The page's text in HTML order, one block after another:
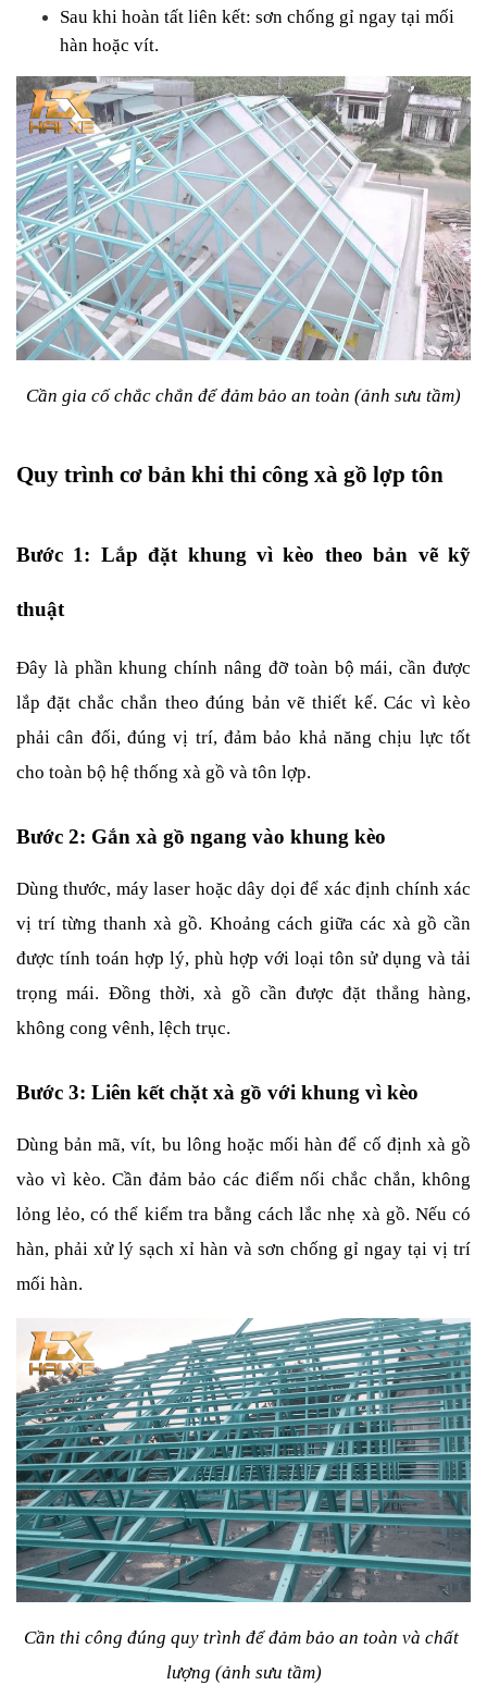
Sau khi hoàn tất liên kết: sơn chống gỉ ngay tại mối
hàn hoặc vít.
Cần gia cố chắc chắn để đảm bảo an toàn (ảnh sưu tầm)
Quy trình cơ bản khi thi công xà gồ lợp tôn
Bước 1: Lắp đặt khung vì kèo theo bản vẽ kỹ
thuật
Đây là phần khung chính nâng đỡ toàn bộ mái, cần được
lắp đặt chắc chắn theo đúng bản vẽ thiết kế. Các vì kèo
phải cân đối, đúng vị trí, đảm bảo khả năng chịu lực tốt
cho toàn bộ hệ thống xà gồ và tôn lợp.
Bước 2: Gắn xà gồ ngang vào khung kèo
Dùng thước, máy laser hoặc dây dọi để xác định chính xác
vị trí từng thanh xà gồ. Khoảng cách giữa các xà gồ cần
được tính toán hợp lý, phù hợp với loại tôn sử dụng và tải
trọng mái. Đồng thời, xà gồ cần được đặt thẳng hàng,
không cong vênh, lệch trục.
Bước 3: Liên kết chặt xà gồ với khung vì kèo
Dùng bản mã, vít, bu lông hoặc mối hàn để cố định xà gồ
vào vì kèo. Cần đảm bảo các điểm nối chắc chắn, không
lỏng lẻo, có thể kiểm tra bằng cách lắc nhẹ xà gồ. Nếu có
hàn, phải xử lý sạch xỉ hàn và sơn chống gỉ ngay tại vị trí
mối hàn.
Cần thi công đúng quy trình để đảm bảo an toàn và chất
lượng (ảnh sưu tầm)